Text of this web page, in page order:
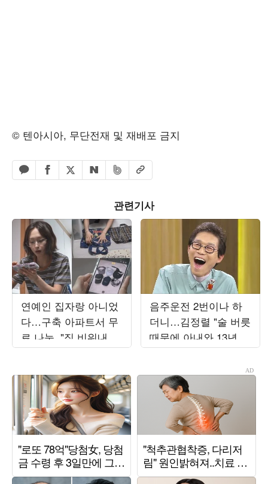
© 텐아시아, 무단전재 및 재배포 금지
카카오톡 공유하기
페이스북 공유하기
엑스 공유하기
네이버 공유하기
밴드 공유하기
URL복사
관련기사
연예인 집자랑 아니었
다…구축 아파트서 무
료 나눔, "짐 비워내는
중" ('나혼산')
음주운전 2번이나 하
더니…김정렬 "술 버릇
때문에 아내와 13년 별
거" ('데이앤나잇')